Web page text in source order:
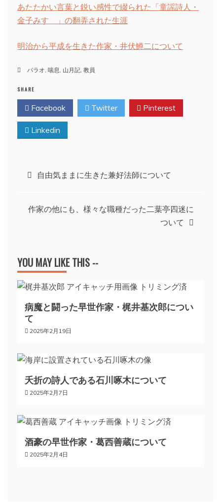
あたたかい言葉と鋭い感性で綴られた「童謡詩人・
金子みすゞ」の翻弄された生涯
明治から平成を生きた作家・井伏鱒二について
パラオ 喘息 山月記 教員
SHARE
Facebook Twitter Pinterest
Linkedin
投
ゲ
ー
シ
ョ
ン
自由気ままに生きた兼好法師について
作家の他にも、様々な職種だった二葉亭四迷に
ついて
YOU MAY LIKE THIS --
病魔と闘った早世作家・梶井基次郎につい
て
2025年2月19日
夭折の詩人である石川啄木について
2025年2月7日
酒豪の早世作家・葛西善蔵について
2025年2月4日